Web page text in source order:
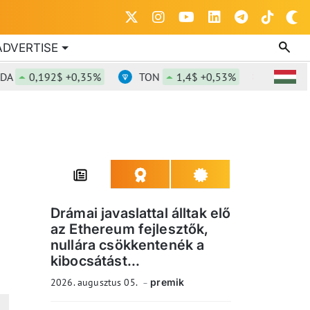
+0,35% TON 1,4$ +0,53%
Drámai javaslattal álltak elő
az Ethereum fejlesztők,
nullára csökkentenék a
kibocsátást...
2026. augusztus 05. premik